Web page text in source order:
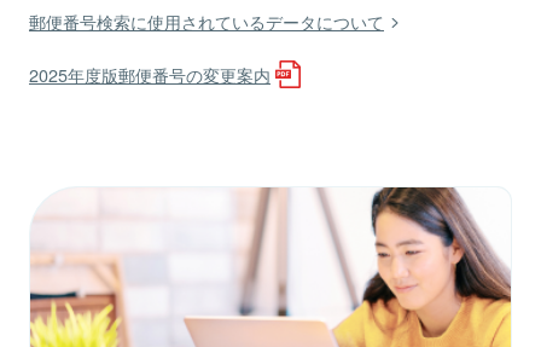
郵便番号検索に使用されているデータについて
2025年度版郵便番号の変更案内